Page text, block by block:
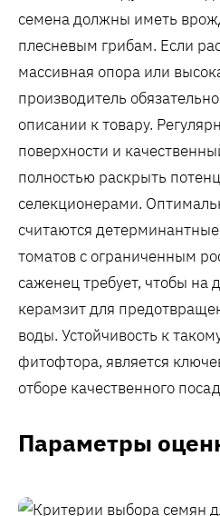
семена должны иметь
плесневым грибам. Если
массивная опора или
производитель
описании к товару.
поверхности и
полностью раскрыть
селекционерами.
считаются
томатов с ограниченным
саженец требует‚ чтобы
керамзит для
воды. Устойчивость к
фитофтора‚ является
отборе качественного
Параметры